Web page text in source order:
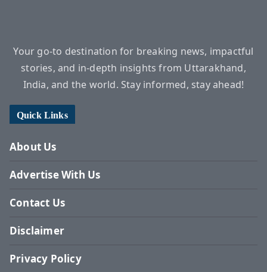
Your go-to destination for breaking news, impactful
stories, and in-depth insights from Uttarakhand,
India, and the world. Stay informed, stay ahead!
Quick Links
About Us
Advertise With Us
Contact Us
Disclaimer
Privacy Policy